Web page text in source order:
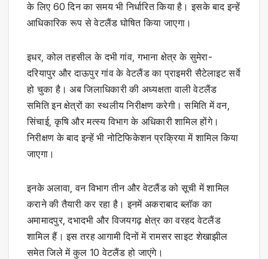
के लिए 60 दिन का समय भी निर्धारित किया है। इसके बाद इन्हें
आधिकारिक रूप से वेटलैंड घोषित किया जाएगा।
इधर, कोल तहसील के दभी गांव, गभाना क्षेत्र के सुमेरा-
दरियापुर और दाऊपुर गांव के वेटलैंड का प्राइमरी सैटेलाइट सर्वे
हो चुका है। अब जिलाधिकारी की अध्यक्षता वाली वेटलैंड
समिति इन क्षेत्रों का स्थलीय निरीक्षण करेगी। समिति में वन,
सिंचाई, कृषि और मत्स्य विभाग के अधिकारी शामिल होंगे।
निरीक्षण के बाद इन्हें भी नोटिफिकेशन प्रक्रिया में शामिल किया
जाएगा।
इनके अलावा, वन विभाग तीन और वेटलैंड को सूची में शामिल
कराने की तैयारी कर रहा है। इनमें अकराबाद ब्लॉक का
अमामादपुर, दभादभी और विजयगढ़ क्षेत्र का वरहद वेटलैंड
शामिल हैं। इस तरह आगामी दिनों में रामसर साइट शेखाझील
समेत जिले में कुल 10 वेटलैंड हो जाएंगे।